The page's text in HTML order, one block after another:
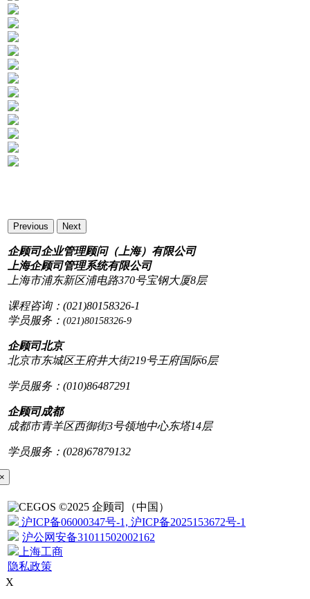
Previous Next
企顾司企业管理顾问（上海）有限公司
上海企顾司管理系统有限公司
上海市浦东新区浦电路370号宝钢大厦8层
课程咨询：(021)80158326-1
学员服务： (021)80158326-9
企顾司北京
北京市东城区王府井大街219号王府国际6层
学员服务：(010)86487291
企顾司成都
成都市青羊区西御街3号领地中心东塔14层
学员服务：(028)67879132
©2025 企顾司（中国）
沪ICP备06000347号-1, 沪ICP备2025153672号-1
沪公网安备31011502002162
上海工商
隐私政策
X